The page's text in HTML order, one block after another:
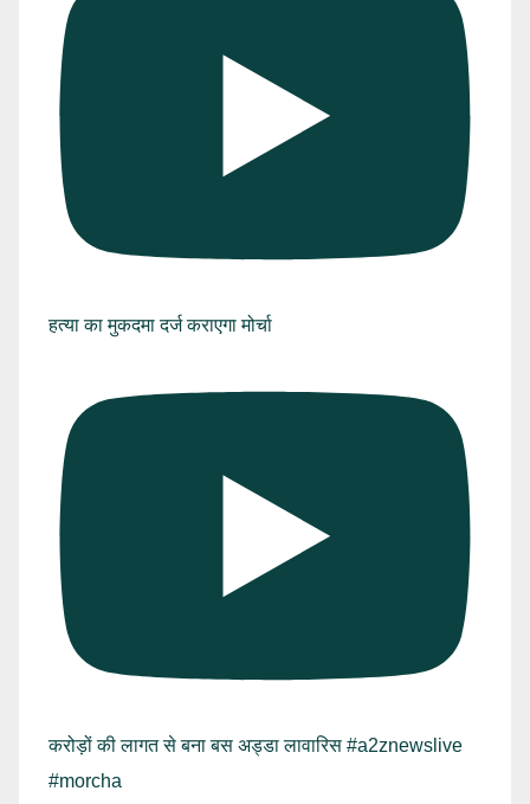
हत्या का मुकदमा दर्ज कराएगा मोर्चा
करोड़ों की लागत से बना बस अड्डा लावारिस #a2znewslive
#morcha